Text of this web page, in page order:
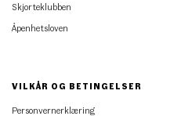
Skjorteklubben
Åpenhetsloven
VILKÅR OG BETINGELSER
Personvernerklæring